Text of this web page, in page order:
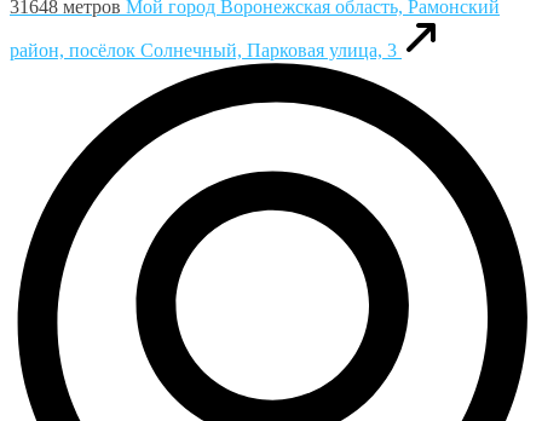
31648 метров Мой город Воронежская область, Рамонский
район, посёлок Солнечный, Парковая улица, 3